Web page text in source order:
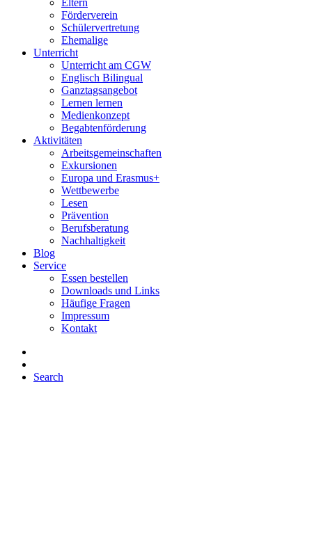
Eltern
Förderverein
Schülervertretung
Ehemalige
Unterricht
Unterricht am CGW
Englisch Bilingual
Ganztagsangebot
Lernen lernen
Medienkonzept
Begabtenförderung
Aktivitäten
Arbeitsgemeinschaften
Exkursionen
Europa und Erasmus+
Wettbewerbe
Lesen
Prävention
Berufsberatung
Nachhaltigkeit
Blog
Service
Essen bestellen
Downloads und Links
Häufige Fragen
Impressum
Kontakt
Search